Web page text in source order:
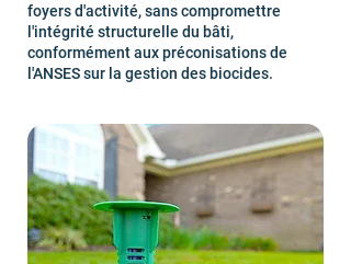
foyers d'activité, sans compromettre
l'intégrité structurelle du bâti,
conformément aux préconisations de
l'ANSES sur la gestion des biocides.